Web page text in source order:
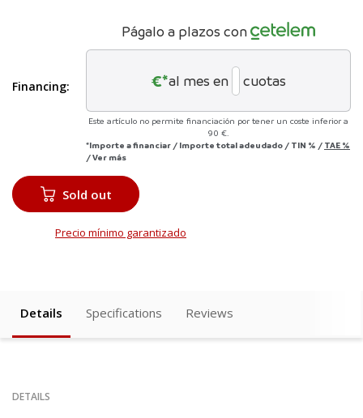
Financing:
Págalo a plazos con
€*al mes en cuotas
Este artículo no permite financiación por tener un coste inferior a
90 €.
*Importe a financiar / Importe total adeudado / TIN % / TAE %
/Ver más
Sold out
Precio mínimo garantizado
Details Specifications Reviews
DETAILS